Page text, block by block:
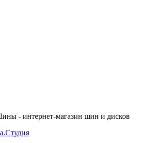
- интернет-магазин шин и дисков